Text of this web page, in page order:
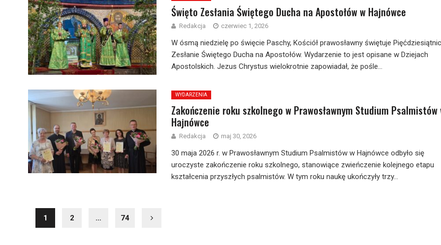
Święto Zesłania Świętego Ducha na Apostołów w Hajnówce
Redakcja czerwiec 1, 2026
W ósmą niedzielę po święcie Paschy, Kościół prawosławny świętuje
Zesłanie Świętego Ducha na Apostołów. Wydarzenie to jest opisane w Dziejach
Apostolskich. Jezus Chrystus wielokrotnie zapowiadał, że pośle...
WYDARZENIA
Zakończenie roku szkolnego w Prawosławnym Studium Psalmistów
Hajnówce
Redakcja maj 30, 2026
30 maja 2026 r. w Prawosławnym Studium Psalmistów w Hajnówce odbyło się
uroczyste zakończenie roku szkolnego, stanowiące zwieńczenie kolejnego etapu
kształcenia przyszłych psalmistów. W tym roku naukę ukończyły trzy...
1 2 … 74